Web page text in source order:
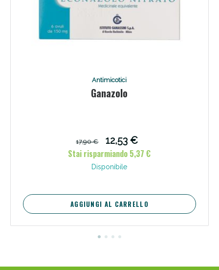
Antimicotici
Ganazolo
17,90 €
12,53 €
Stai risparmiando 5,37 €
Disponibile
AGGIUNGI AL CARRELLO